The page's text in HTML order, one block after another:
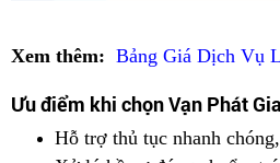
Xem thêm: Bảng Giá Dịch Vụ
Ưu điểm khi chọn Vạn Phát
Hỗ trợ thủ tục nhanh